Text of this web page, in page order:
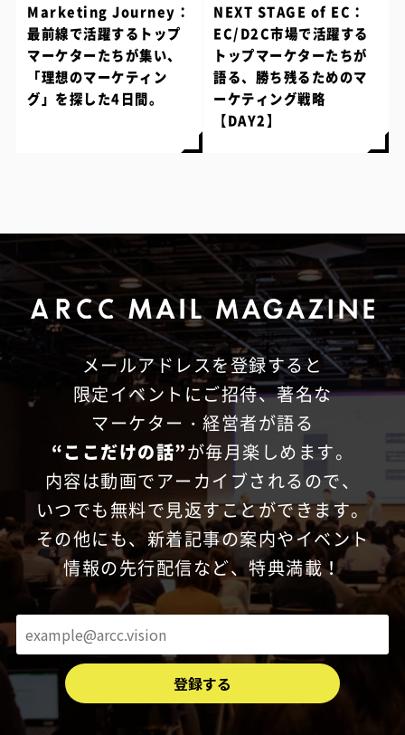
Marketing Journey：
最前線で活躍するトップ
マーケターたちが集い、
「理想のマーケティン
グ」を探した4日間。
NEXT STAGE of EC：
EC/D2C市場で活躍する
トップマーケターたちが
語る、勝ち残るためのマ
ーケティング戦略
【DAY2】
メールアドレスを登録すると
限定イベントにご招待、著名な
マーケター・経営者が語る
“ここだけの話”が毎月楽しめます。
内容は動画でアーカイブされるので、
いつでも無料で見返すことができます。
その他にも、新着記事の案内やイベント
情報の先行配信など、特典満載！